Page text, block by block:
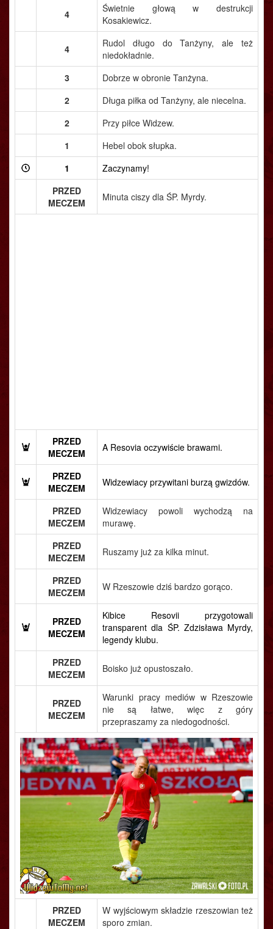
4
Świetnie głową w destrukcji
Kosakiewicz.
4
Rudol długo do Tanżyny, ale też
niedokładnie.
3
Dobrze w obronie Tanżyna.
2
Długa piłka od Tanżyny, ale niecelna.
2
Przy piłce Widzew.
1
Hebel obok słupka.
1
Zaczynamy!
PRZED
MECZEM
Minuta ciszy dla ŚP. Myrdy.
PRZED
MECZEM
A Resovia oczywiście brawami.
PRZED
MECZEM
Widzewiacy przywitani burzą gwizdów.
PRZED
MECZEM
Widzewiacy powoli wychodzą na
murawę.
PRZED
MECZEM
Ruszamy już za kilka minut.
PRZED
MECZEM
W Rzeszowie dziś bardzo gorąco.
PRZED
MECZEM
Kibice Resovii przygotowali
transparent dla ŚP. Zdzisława Myrdy,
legendy klubu.
PRZED
MECZEM
Boisko już opustoszało.
PRZED
MECZEM
Warunki pracy mediów w Rzeszowie
nie są łatwe, więc z góry
przepraszamy za niedogodności.
PRZED
MECZEM
W wyjściowym składzie rzeszowian też
sporo zmian.